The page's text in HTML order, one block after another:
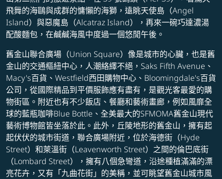
飛舞的海鷗與成群的慵懶的海獅，遠眺天使島（Angel
Island）與惡魔島（Alcatraz Island），再來一碗巧達濃湯
配酸麵包，在鹹鹹海風中度過一個悠閒午後。
舊金山聯合廣場（Union Square）像是城市的心臟，也是舊
金山的交通樞紐中心，人潮絡繹不絕，Saks Fifth Avenue、
Macy's百貨、Westfield西田購物中心、Bloomingdale's百貨
公司，從國際精品到平價服飾應有盡有，是觀光客最愛的購
物街區。附近也有不少飯店、餐廳和藝術畫廊，例如風靡全
球的藍瓶咖啡Blue Bottle、全美最大的SFMOMA舊金山現代
藝術博物館皆坐落於此。此外，丘陵地形的舊金山，擁有起
起伏伏的城市街道，聯合廣場附近，位於海德街（Hyde
Street）和萊溫街（Leavenworth Street）之間的倫巴底街
（Lombard Street），擁有八個急彎道，沿途種植滿滿的漂
亮花卉，又有「九曲花街」的美稱，並可眺望舊金山城市風